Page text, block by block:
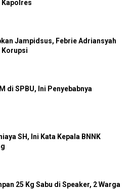
Kapolres
Jampidsus, Febrie Adriansyah
Korupsi
di SPBU, Ini Penyebabnya
SH, Ini Kata Kepala BNNK
25 Kg Sabu di Speaker, 2 Warga